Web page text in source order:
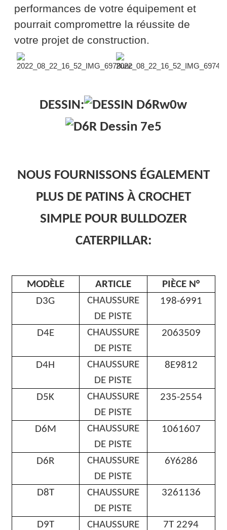
performances de votre équipement et
pourrait compromettre la réussite de
votre projet de construction.
DESSIN:
NOUS FOURNISSONS ÉGALEMENT
PLUS DE PATINS À CROCHET
SIMPLE POUR BULLDOZER
CATERPILLAR:
MODÈLE ARTICLE
PIÈCE N°
D3G
CHAUSSURE
DE PISTE
198-6991
D4E
CHAUSSURE
DE PISTE
2063509
D4H
CHAUSSURE
DE PISTE
8E9812
D5K
CHAUSSURE
DE PISTE
235-2554
D6M
CHAUSSURE
DE PISTE
1061607
D6R
CHAUSSURE
DE PISTE
6Y6286
D8T
CHAUSSURE
DE PISTE
3261136
D9T CHAUSSURE 7T 2294